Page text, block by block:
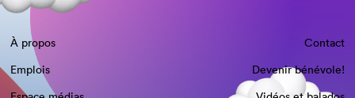
À propos
Contact
Emplois
Devenir bénévole!